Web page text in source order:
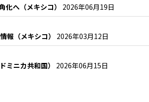
化へ（メキシコ） 2026年06月19日
報（メキシコ） 2026年03月12日
ミニカ共和国） 2026年06月15日